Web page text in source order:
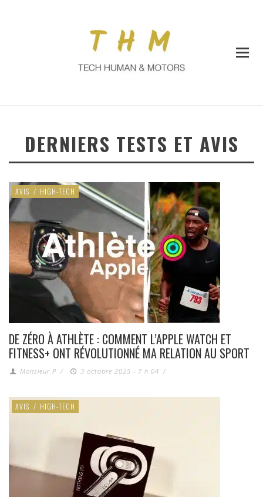
DERNIERS TESTS ET AVIS
AVIS / HIGH-TECH
DE ZÉRO À ATHLÈTE : COMMENT L’APPLE WATCH ET
FITNESS+ ONT RÉVOLUTIONNÉ MA RELATION AU SPORT
Monsieur P / 3 octobre 2025 - 7 h 04 /
AVIS / HIGH-TECH